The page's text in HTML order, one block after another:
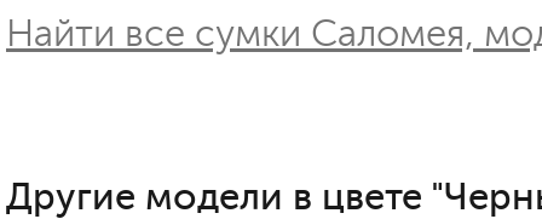
Найти все сумки Саломея,
Другие модели в цвете